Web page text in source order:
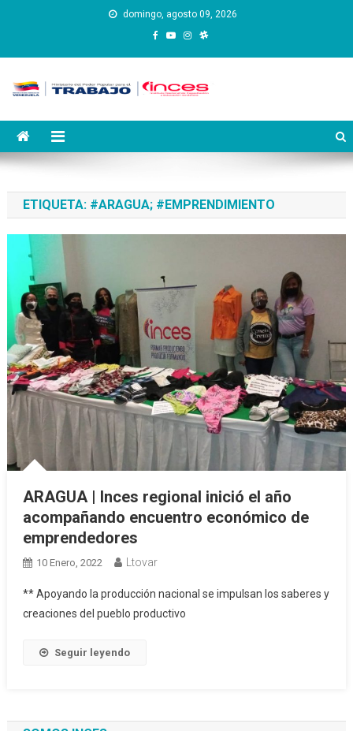
domingo, agosto 09, 2026
Instituto Nacional de
Capacitación y Educación
ETIQUETA: #ARAGUA; #EMPRENDIMIENTO
ARAGUA | Inces regional inició el año
acompañando encuentro económico de
emprendedores
10 Enero, 2022 Ltovar
** Apoyando la producción nacional se impulsan los saberes y
creaciones del pueblo productivo
Seguir leyendo